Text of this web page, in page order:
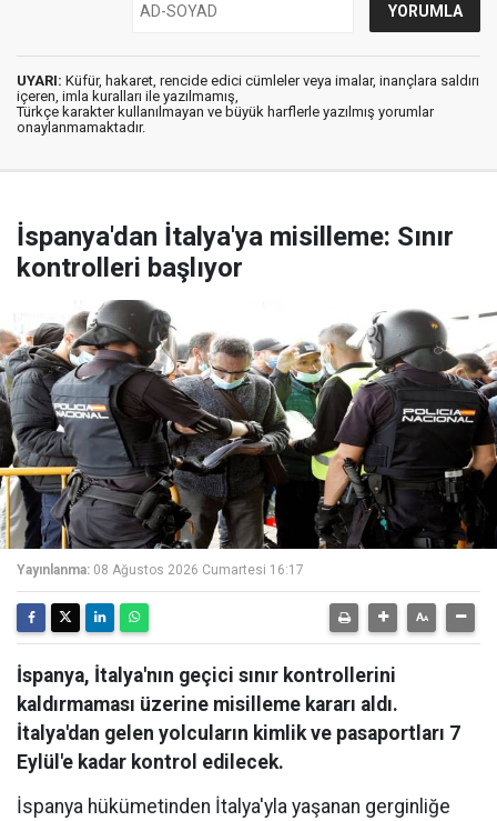
UYARI: Küfür, hakaret, rencide edici cümleler veya imalar, inançlara saldırı
içeren, imla kuralları ile yazılmamış,
Türkçe karakter kullanılmayan ve büyük harflerle yazılmış yorumlar
onaylanmamaktadır.
İspanya'dan İtalya'ya misilleme: Sınır
kontrolleri başlıyor
Yayınlanma: 08 Ağustos 2026 Cumartesi 16:17
İspanya, İtalya'nın geçici sınır kontrollerini
kaldırmaması üzerine misilleme kararı aldı.
İtalya'dan gelen yolcuların kimlik ve pasaportları 7
Eylül'e kadar kontrol edilecek.
İspanya hükümetinden İtalya'yla yaşanan gerginliğe